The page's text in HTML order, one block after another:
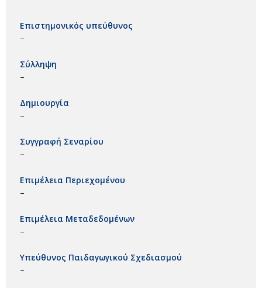
Επιστημονικός υπεύθυνος
–
Σύλληψη
–
Δημιουργία
–
Συγγραφή Σεναρίου
–
Επιμέλεια Περιεχομένου
–
Επιμέλεια Μεταδεδομένων
–
Υπεύθυνος Παιδαγωγικού Σχεδιασμού
–